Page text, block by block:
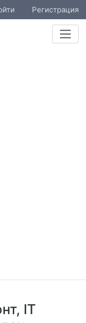
Регистрация
IT